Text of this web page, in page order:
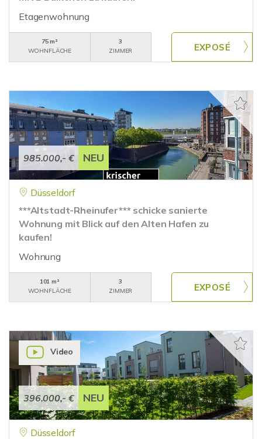
Etagenwohnung
75 m²
WOHNFLÄCHE
3
ZIMMER
985.000,- € NEU
Düsseldorf
***Altstadt-Rheinufer*** schicke sanierte
Wohnung mit Blick auf den Alten Hafen zu
kaufen!
Wohnung
101 m²
WOHNFLÄCHE
3
ZIMMER
396.000,- € NEU
Video
Düsseldorf